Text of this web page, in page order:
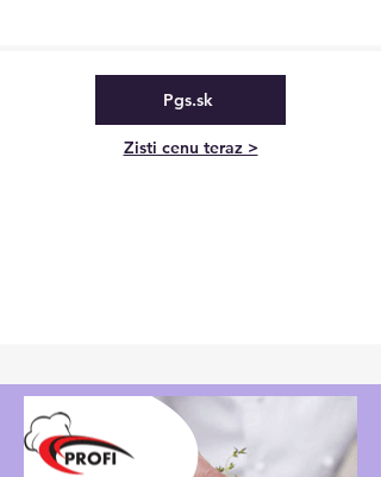
Pgs.sk
Zisti cenu teraz >